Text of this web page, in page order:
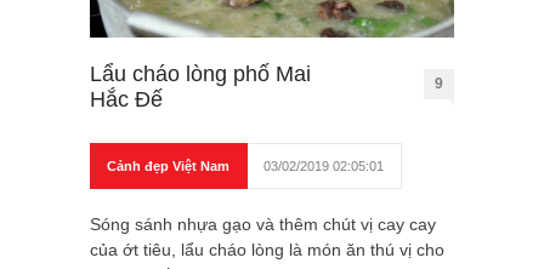
Lẩu cháo lòng phố Mai
Hắc Đế
9
Cảnh đẹp Việt Nam 03/02/2019 02:05:01
Sóng sánh nhựa gạo và thêm chút vị cay cay
của ớt tiêu, lẩu cháo lòng là món ăn thú vị cho